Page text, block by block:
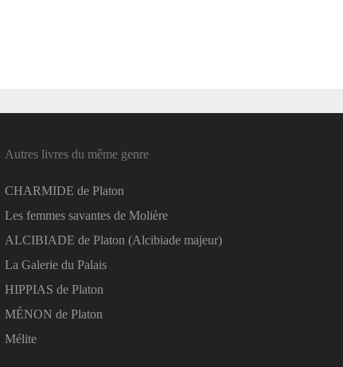
Autres livres du même genre
CHARMIDE de Platon
Les femmes savantes de Molière
ALCIBIADE de Platon (Alcibiade majeur)
La Galerie du Palais
HIPPIAS de Platon
MÉNON de Platon
Mélite